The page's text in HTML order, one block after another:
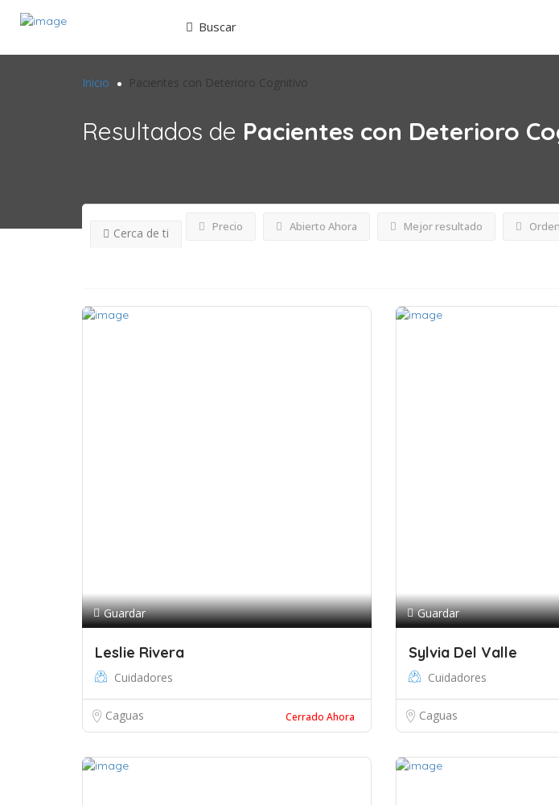
Buscar
Inicio
Pacientes con Deterioro Cognitivo
Resultados de Pacientes con Deterioro
Precio Abierto Ahora
Cerca de ti Mejor resultado
Guardar
Leslie Rivera
Cuidadores
Caguas Cerrado Ahora
Guardar
Sylvia Del Valle
Cuidadores
Caguas